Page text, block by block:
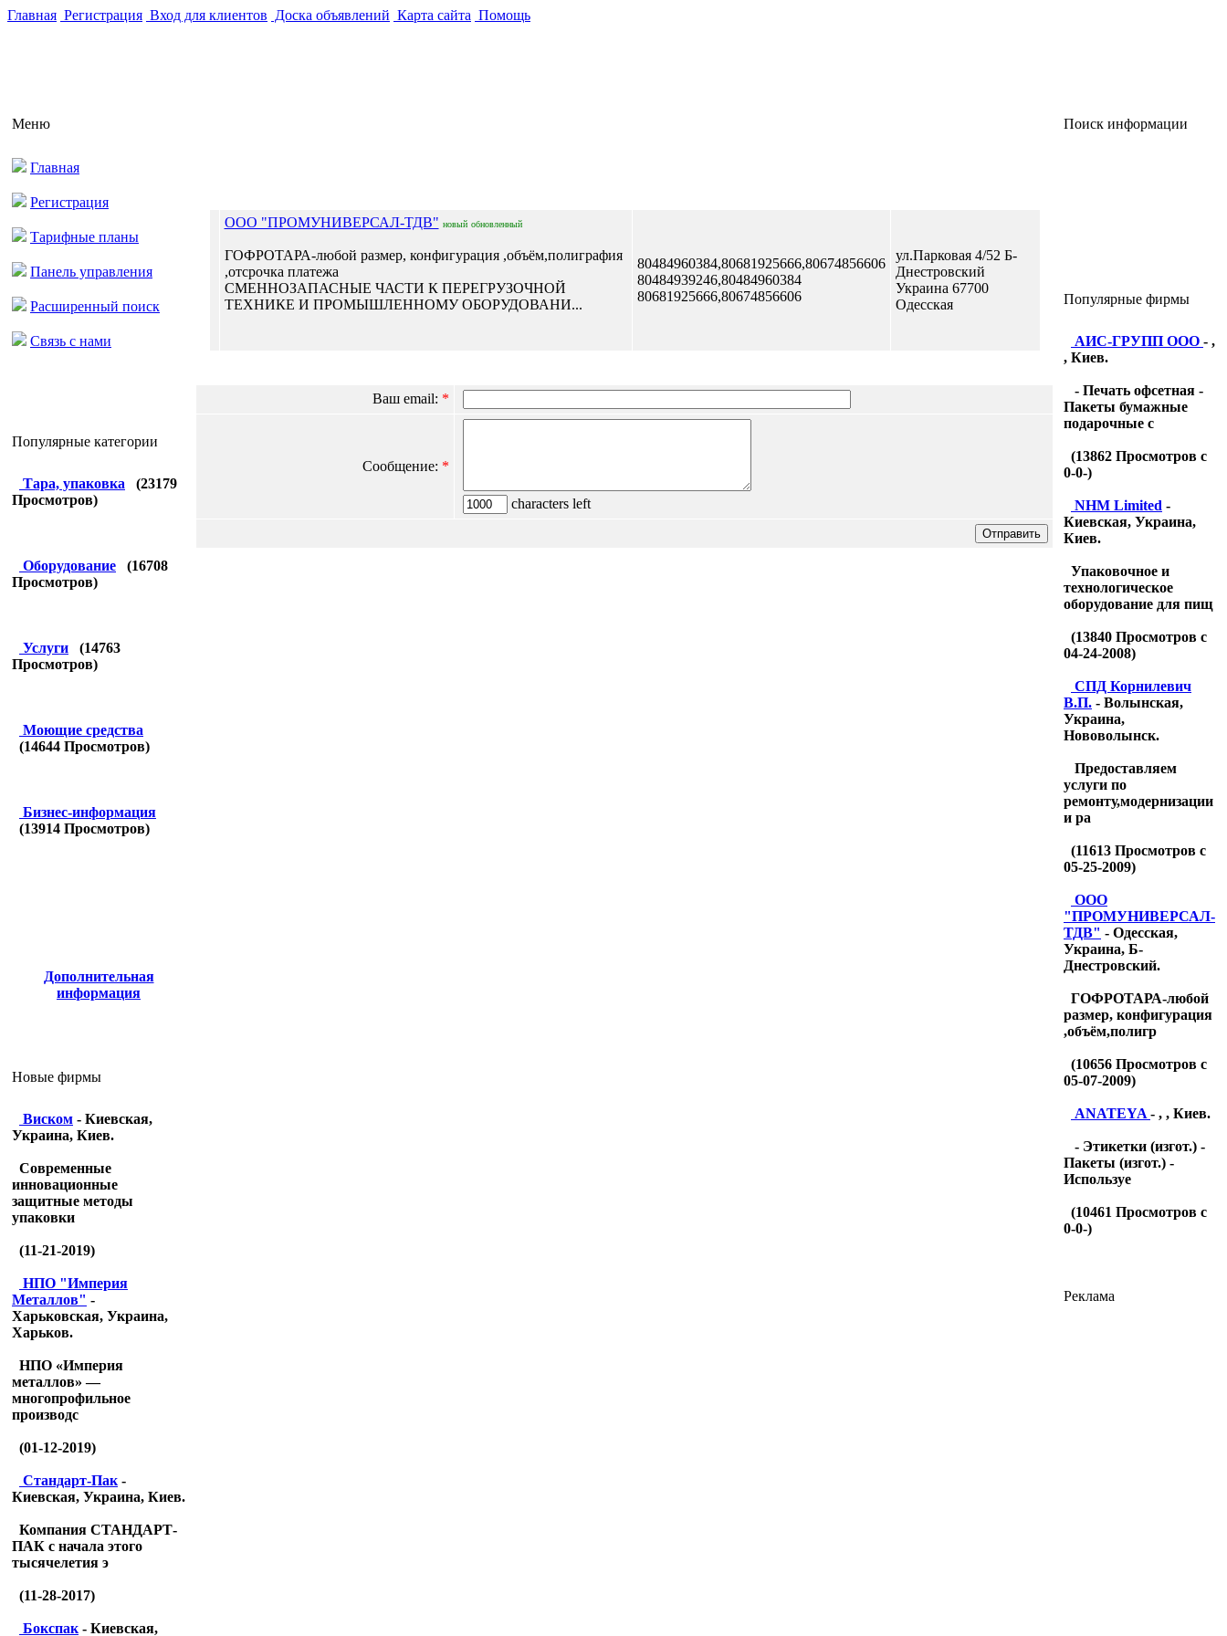
Главная Регистрация Вход для клиентов Доска объявлений Карта сайта Помощь
Меню
Главная
Регистрация
Тарифные планы
Панель управления
Расширенный поиск
Связь с нами
Популярные категории
Тара, упаковка (23179
Просмотров)
Оборудование (16708
Просмотров)
Услуги (14763
Просмотров)
Моющие средства
(14644 Просмотров)
Бизнес-информация
(13914 Просмотров)
Дополнительная
информация
Новые фирмы
Виском - Киевская,
Украина, Киев.
Современные
инновационные
защитные методы
упаковки
(11-21-2019)
НПО "Империя
Металлов" -
Харьковская, Украина,
Харьков.
НПО «Империя
металлов» —
многопрофильное
производс
(01-12-2019)
Стандарт-Пак -
Киевская, Украина, Киев.
Компания СТАНДАРТ-
ПАК с начала этого
тысячелетия э
(11-28-2017)
Бокспак - Киевская,
OOO "ПРОМУНИВЕРСАЛ-ТДB" новый обновленный
ГОФРОТАРА-любой размер, конфигурация ,объём,полиграфия
,отсрочка платежа
СМЕННОЗАПАСНЫЕ ЧАСТИ К ПЕРЕГРУЗОЧНОЙ
ТЕХНИКЕ И ПРОМЫШЛЕННОМУ ОБОРУДОВАНИ...
80484960384,80681925666,80674856606
80484939246,80484960384
80681925666,80674856606
ул.Парковая 4/52 Б-
Днестровский
Украина 67700
Одесская
Ваш email: *
Сообщение: *
characters left
Поиск информации
Популярные фирмы
АИС-ГРУПП ООО - ,
, Киев.
- Печать офсетная -
Пакеты бумажные
подарочные с
(13862 Просмотров с
0-0-)
NHM Limited -
Киевская, Украина,
Киев.
Упаковочное и
технологическое
оборудование для пищ
(13840 Просмотров с
04-24-2008)
CПД Корнилевич
В.П. - Волынская,
Украина,
Нововолынск.
Предоставляем
услуги по
ремонту,модернизации
и ра
(11613 Просмотров с
05-25-2009)
OOO
"ПРОМУНИВЕРСАЛ-
ТДB" - Одесская,
Украина, Б-
Днестровский.
ГОФРОТАРА-любой
размер, конфигурация
,объём,полигр
(10656 Просмотров с
05-07-2009)
ANATEYA - , , Киев.
- Этикетки (изгот.) -
Пакеты (изгот.) -
Используе
(10461 Просмотров с
0-0-)
Реклама